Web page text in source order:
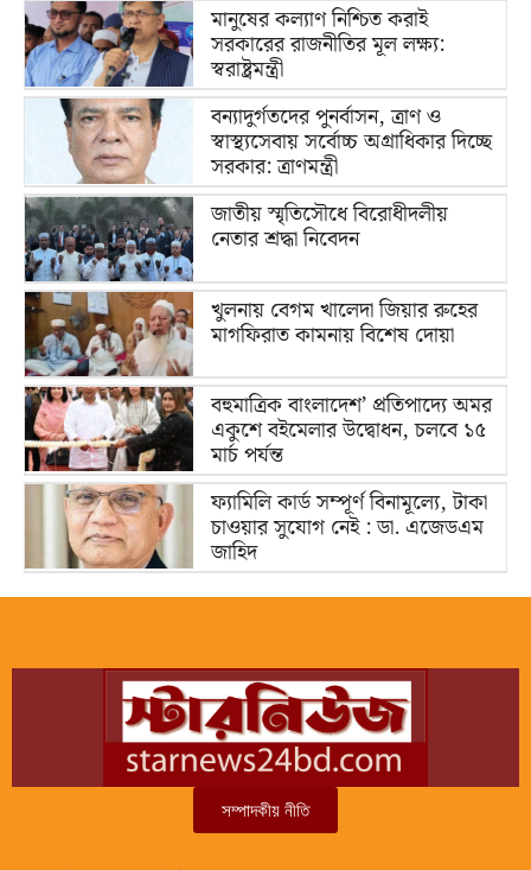
মানুষের কল্যাণ নিশ্চিত করাই
সরকারের রাজনীতির মূল লক্ষ্য:
স্বরাষ্ট্রমন্ত্রী
বন্যাদুর্গতদের পুনর্বাসন, ত্রাণ ও
স্বাস্থ্যসেবায় সর্বোচ্চ অগ্রাধিকার দিচ্ছে
সরকার: ত্রাণমন্ত্রী
জাতীয় স্মৃতিসৌধে বিরোধীদলীয়
নেতার শ্রদ্ধা নিবেদন
খুলনায় বেগম খালেদা জিয়ার রুহের
মাগফিরাত কামনায় বিশেষ দোয়া
বহুমাত্রিক বাংলাদেশ’ প্রতিপাদ্যে অমর
একুশে বইমেলার উদ্বোধন, চলবে ১৫
মার্চ পর্যন্ত
ফ্যামিলি কার্ড সম্পূর্ণ বিনামূল্যে, টাকা
চাওয়ার সুযোগ নেই : ডা. এজেডএম
জাহিদ
সম্পাদকীয় নীতি